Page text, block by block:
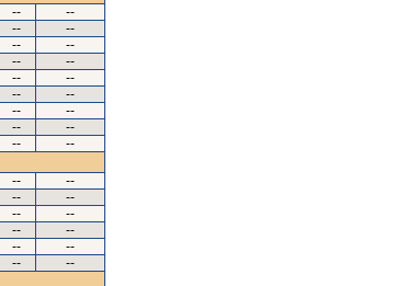
--
--
--
--
--
--
--
--
--
--
--
--
--
--
--
--
--
--
--
--
--
--
--
--
--
--
--
--
--
--